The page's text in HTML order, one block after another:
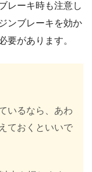
レーキ時も注意し
ンブレーキを効か
要があります。
いるなら、あわ
ておくといいで